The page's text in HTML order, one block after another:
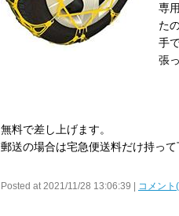
専
た
手
張
無料で差し上げます。
郵送の場合は宅急便送料だけ持っ
Posted at 2021/11/28 13:06:39 | コメント